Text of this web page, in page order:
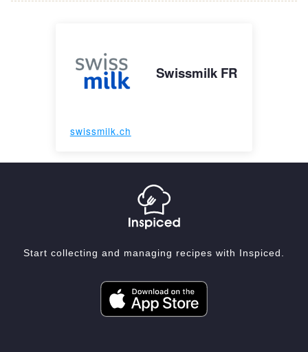
Swissmilk FR
swissmilk.ch
Start collecting and managing recipes with Inspiced.